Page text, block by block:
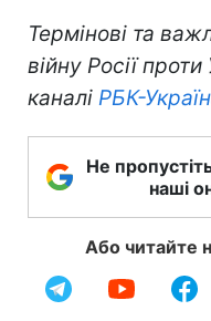
Термінові та
війну Росії
каналі РБК-
Не
наші
Або читайте